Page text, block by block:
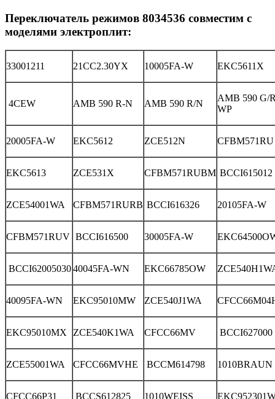
Переключатель режимов 8034536 совместим с
моделями электроплит:
33001211 21CC2.30YX 10005FA-W EKC5611X
4CEW AMB 590 R-N AMB 590 R/N
AMB 590 G/
WP
20005FA-W EKC5612 ZCE512N CFBM571RU
EKC5613 ZCE531X CFBM571RUBM BCCI615012
ZCE54001WA CFBM571RURB BCCI616326 20105FA-W
CFBM571RUV BCCI616500 30005FA-W
BCCI6200503040045FA-WN EKC66785OW
40095FA-WN EKC95010MW ZCE540J1WA
EKC95010MX ZCE540K1WA CFCC66MV BCCI627000
ZCE55001WA CFCC66MVHE BCCM614798 1010BRAUN
CFCC66P31 BCCS612825 1010WEISS